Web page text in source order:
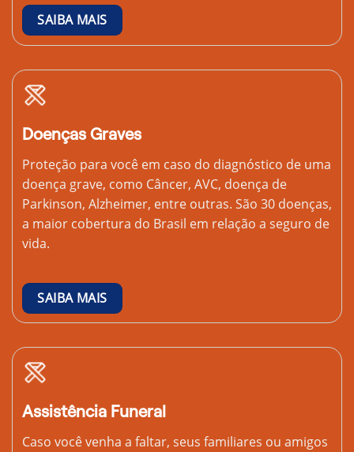
SAIBA MAIS
Doenças Graves
Proteção para você em caso do diagnóstico de uma
doença grave, como Câncer, AVC, doença de
Parkinson, Alzheimer, entre outras. São 30 doenças,
a maior cobertura do Brasil em relação a seguro de
vida.
SAIBA MAIS
Assistência Funeral
Caso você venha a faltar, seus familiares ou amigos